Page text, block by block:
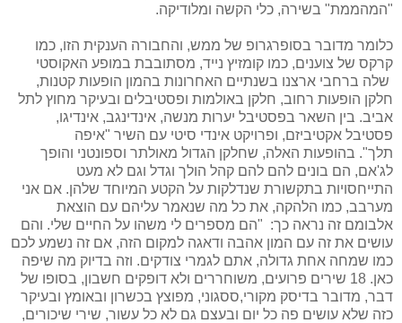
"המהממת" בשירה, כלי הקשה ומלודיקה.
כלומר מדובר בסופרגרופ של ממש, והחבורה הענקית הזו, כמו
קרקס של צוענים, כמו קומזיץ נייד, מסתובבת במופע האקוסטי
שלה ברחבי ארצנו בשנתיים האחרונות בהמון הופעות קטנות,
חלקן הופעות רחוב, חלקן באולמות ופסטיבלים ובעיקר מחוץ לתל
אביב. בין השאר בפסטיבל יערות מנשה, אינדינגב, אינדיגו,
פסטיבל אקטיביזם, ופרויקט אינדי סיטי עם השיר "איפה
תלך". בהופעות האלה, שחלקן הגדול מאולתר וספונטני והופך
לג'אם, הם בונים להם להם קהל הולך וגדל וגם לא מעט
התייחסויות בתקשורת שנדלקות על הקטע המיוחד שלהן. אם אני
מערבב, כמו הלהקה, את כל מה שנאמר עליהם עם הוצאת
אלבומם זה נראה כך: "הם מספרים לי משהו על החיים שלי. והם
עושים את זה עם המון אהבה ודאגה למקום הזה, אם זה נשמע לכם
כמו שמחה אחת גדולה, אתם לגמרי צודקים. וזה בדיוק מה שיפה
כאן. 18 שירים פרועים, משוחררים ולא דופקים חשבון, בסופו של
דבר, מדובר בדיסק מקורי,ססגוני, מפוצץ בכשרון ובאומץ ובעיקר
כזה שלא עושים פה כל יום ובעצם גם לא כל עשור, שירי שיכורים,